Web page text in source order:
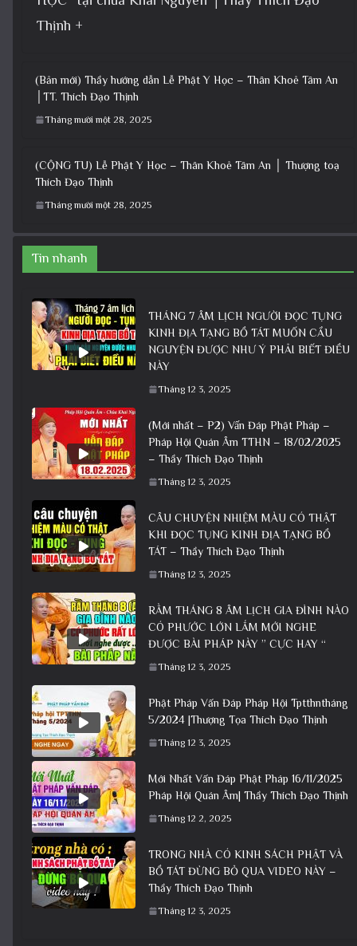
Thịnh +
(Bản mới) Thầy hướng dẫn Lễ Phật Y Học – Thân Khoẻ Tâm An
│TT. Thích Đạo Thịnh
Tháng mười một 28, 2025
(CỘNG TU) Lễ Phật Y Học – Thân Khoẻ Tâm An │ Thượng toạ
Thích Đạo Thịnh
Tháng mười một 28, 2025
Tin nhanh
THÁNG 7 ÂM LỊCH NGƯỜI ĐỌC TỤNG
KINH ĐỊA TẠNG BỒ TÁT MUỐN CẦU
NGUYỆN ĐƯỢC NHƯ Ý PHẢI BIẾT ĐIỀU
NÀY
Tháng 12 3, 2025
(Mới nhất – P2) Vấn Đáp Phật Pháp –
Pháp Hội Quán Âm TTHN – 18/02/2025
– Thầy Thích Đạo Thịnh
Tháng 12 3, 2025
CÂU CHUYỆN NHIỆM MÀU CÓ THẬT
KHI ĐỌC TỤNG KINH ĐỊA TẠNG BỒ
TÁT – Thầy Thích Đạo Thịnh
Tháng 12 3, 2025
RẰM THÁNG 8 ÂM LỊCH GIA ĐÌNH NÀO
CÓ PHƯỚC LỚN LẮM MỚI NGHE
ĐƯỢC BÀI PHÁP NÀY ” CỰC HAY “
Tháng 12 3, 2025
Phật Pháp Vấn Đáp Pháp Hội Tptthntháng
5/2024 |Thượng Tọa Thích Đạo Thịnh
Tháng 12 3, 2025
Mới Nhất Vấn Đáp Phật Pháp 16/11/2025
Pháp Hội Quán Âm| Thầy Thích Đạo Thịnh
Tháng 12 2, 2025
TRONG NHÀ CÓ KINH SÁCH PHẬT VÀ
BỒ TÁT ĐỪNG BỎ QUA VIDEO NÀY –
Thầy Thích Đạo Thịnh
Tháng 12 3, 2025